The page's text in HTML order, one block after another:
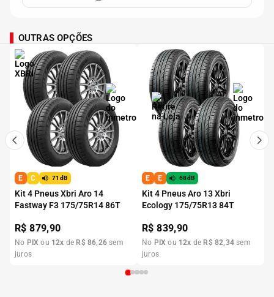
OUTRAS OPÇÕES
E C 71dB
Kit 4 Pneus Xbri Aro 14
Fastway F3 175/75R14 86T
R$879,90
No PIX ou 12x de R$ 86,26 sem
juros
E E 68dB
Kit 4 Pneus Aro 13 Xbri
Ecology 175/75R13 84T
R$839,90
No PIX ou 12x de R$ 82,34 sem
juros